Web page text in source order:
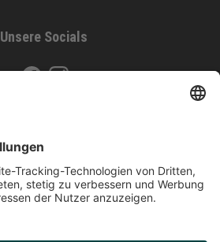
Unsere Socials